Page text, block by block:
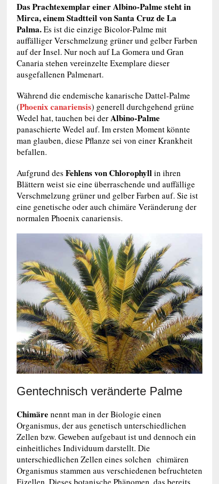
Das Prachtexemplar einer Albino-Palme steht in
Mirca, einem Stadtteil von Santa Cruz de La
Palma.Es ist die einzige Bicolor-Palme mit
auffälliger Verschmelzung grüner und gelber Farben
auf der Insel. Nur noch auf La Gomera und Gran
Canaria stehen vereinzelte Exemplare dieser
ausgefallenen Palmenart.
Während die endemische kanarische Dattel-Palme
(Phoenix canariensis) generell durchgehend grüne
Wedel hat, tauchen bei derAlbino-Palme
panaschierte Wedel auf. Im ersten Moment könnte
man glauben, diese Pflanze sei von einer Krankheit
befallen.
Aufgrund des Fehlens von Chlorophyllin ihren
Blättern weist sie eine überraschende und auffällige
Verschmelzung grüner und gelber Farben auf. Sie ist
eine genetische oder auch chimäre Veränderung der
normalen Phoenix canariensis.
Gentechnisch veränderte Palme
Chimäre nennt man in der Biologie einen
Organismus, der aus genetisch unterschiedlichen
Zellen bzw. Geweben aufgebaut ist und dennoch ein
einheitliches Individuum darstellt. Die
unterschiedlichen Zellen eines solchen chimären
Organismus stammen aus verschiedenen befruchteten
Eizellen. Dieses botanische Phänomen, das bereits